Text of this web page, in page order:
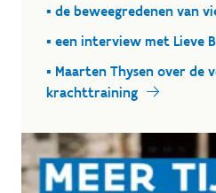
▪ de beweegredenen van
▪ een interview met Lieve
▪ Maarten Thysen over de
krachttraining